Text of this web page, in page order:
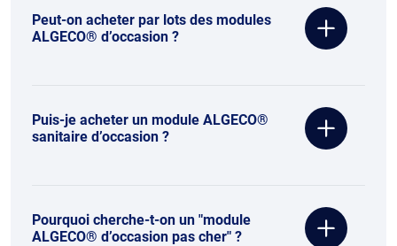
Peut-on acheter par lots des modules
ALGECO® d’occasion ?
Puis-je acheter un module ALGECO®
sanitaire d’occasion ?
Pourquoi cherche-t-on un "module
ALGECO® d’occasion pas cher" ?